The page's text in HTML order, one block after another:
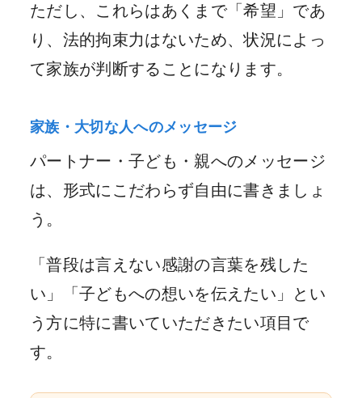
ただし、これらはあくまで「希望」であ
り、法的拘束力はないため、状況によっ
て家族が判断することになります。
家族・大切な人へのメッセージ
パートナー・子ども・親へのメッセージ
は、形式にこだわらず自由に書きましょ
う。
「普段は言えない感謝の言葉を残した
い」「子どもへの想いを伝えたい」とい
う方に特に書いていただきたい項目で
す。